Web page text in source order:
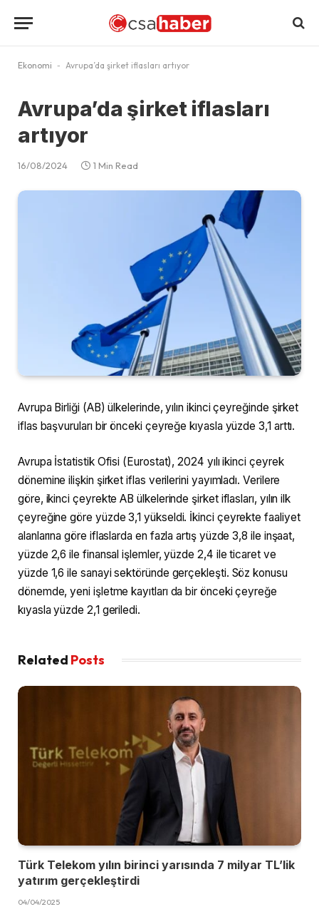
Ekonomi - Avrupa’da şirket iflasları artıyor
Avrupa’da şirket iflasları
artıyor
16/08/2024 1 Min Read
Avrupa Birliği (AB) ülkelerinde, yılın ikinci çeyreğinde şirket
iflas başvuruları bir önceki çeyreğe kıyasla yüzde 3,1 arttı.
Avrupa İstatistik Ofisi (Eurostat), 2024 yılı ikinci çeyrek
dönemine ilişkin şirket iflas verilerini yayımladı. Verilere
göre, ikinci çeyrekte AB ülkelerinde şirket iflasları, yılın ilk
çeyreğine göre yüzde 3,1 yükseldi. İkinci çeyrekte faaliyet
alanlarına göre iflaslarda en fazla artış yüzde 3,8 ile inşaat,
yüzde 2,6 ile finansal işlemler, yüzde 2,4 ile ticaret ve
yüzde 1,6 ile sanayi sektöründe gerçekleşti. Söz konusu
dönemde, yeni işletme kayıtları da bir önceki çeyreğe
kıyasla yüzde 2,1 geriledi.
Related Posts
Türk Telekom yılın birinci yarısında 7 milyar TL’lik
yatırım gerçekleştirdi
04/04/2025